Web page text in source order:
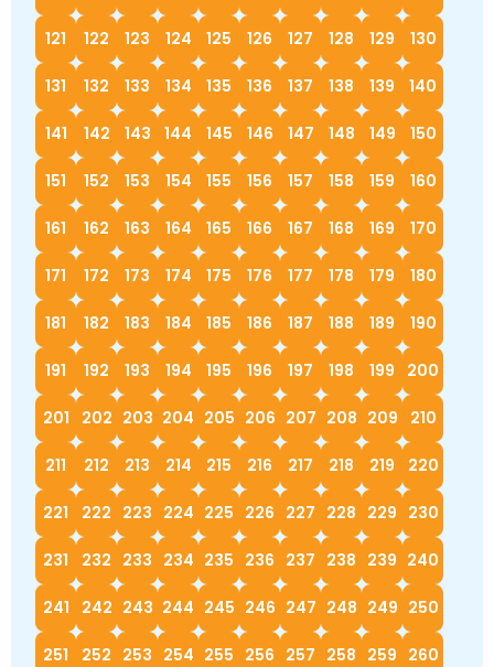
121 122 123 124 125 126 127 128 129 130
131 132 133 134 135 136 137 138 139 140
141 142 143 144 145 146 147 148 149 150
151 152 153 154 155 156 157 158 159 160
161 162 163 164 165 166 167 168 169 170
171 172 173 174 175 176 177 178 179 180
181 182 183 184 185 186 187 188 189 190
191 192 193 194 195 196 197 198 199 200
201 202 203 204 205 206 207 208 209 210
211 212 213 214 215 216 217 218 219 220
221 222 223 224 225 226 227 228 229 230
231 232 233 234 235 236 237 238 239 240
241 242 243 244 245 246 247 248 249 250
251 252 253 254 255 256 257 258 259 260